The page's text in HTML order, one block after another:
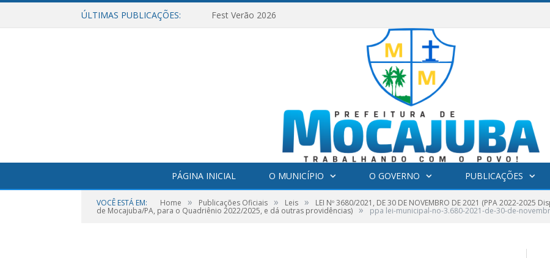
ÚLTIMAS PUBLICAÇÕES: Fest Verão 2026
PÁGINA INICIAL O MUNICÍPIO O GOVERNO PUBLICAÇÕES
VOCÊ ESTÁ EM: Home » Publicações Oficiais » Leis » LEI Nº 3680/2021, DE 30 DE NOVEMBRO DE 2021 (PPA 2022-2025
de Mocajuba/PA, para o Quadriênio 2022/2025, e dá outras providências) » ppa lei-municipal-no-3.680-2021-de-30-de-